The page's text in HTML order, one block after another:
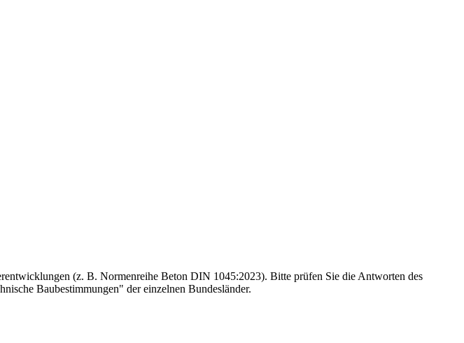
(z. B. Normenreihe Beton DIN 1045:2023). Bitte prüfen Sie die Antworten des
Baubestimmungen" der einzelnen Bundesländer.